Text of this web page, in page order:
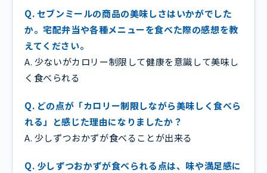
Q. セブンミールの商品の美味しさはいかがでした
か。宅配弁当や各種メニューを食べた際の感想を教
えてください。
A. 少ないがカロリー制限して健康を意識して美味し
く食べられる
Q. どの点が「カロリー制限しながら美味しく食べら
れる」と感じた理由になりましたか？
A. 少しずつおかずが食べることが出来る
Q. 少しずつおかずが食べられる点は、味や満足感に